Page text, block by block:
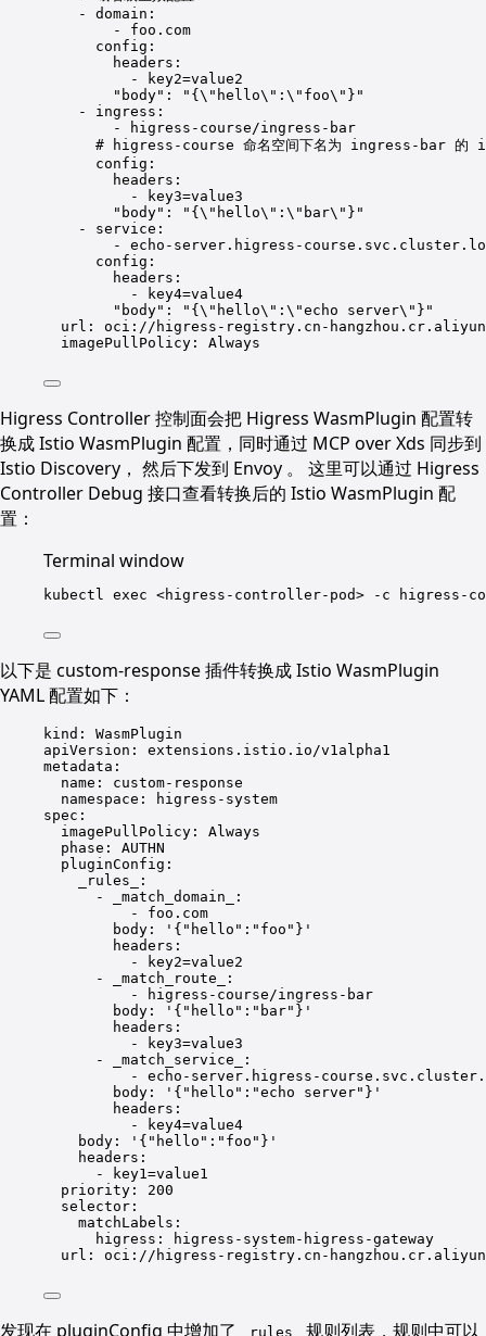
- domain :
- foo.com
config :
headers :
-
key2=value2
" body" : " { \" hello\" : \" foo\" } "
- ingress :
-
higress-course/ingress-bar
# higress-course 命名空间下名为 ingress-bar 的
config :
headers :
-
key3=value3
" body" : " { \" hello\" : \" bar\" } "
- service :
- echo-server.higress-
config :
headers :
-
key4=value4
" body" : " { \" hello\" : \"echo server\" } "
url : oci://higress-registry.cn-
imagePullPolicy : Always
Higress Controller 控制面会把 Higress WasmPlugin 配置转
换成 Istio WasmPlugin 配置，同时通过 MCP over Xds 同步到
Istio Discovery， 然后下发到 Envoy 。 这里可以通过 Higress
Controller Debug 接口查看转换后的 Istio WasmPlugin 配
置：
Terminal window
kubectl exec <higress-controller-pod> -c higress-
以下是 custom-response 插件转换成 Istio WasmPlugin
YAML 配置如下：
kind : WasmPlugin
apiVersion : extensions.istio.io/v1alpha1
metadata :
name : custom-response
namespace :
higress-system
spec :
imagePullPolicy : Always
phase : AUTHN
pluginConfig :
_rules_
:
-
_match_domain_
:
- foo.com
body : ' {"hello":"foo"} '
headers :
-
key2=value2
-
_match_route_
:
-
higress-course/ingress-bar
body : ' {"hello":"bar"} '
headers :
-
key3=value3
-
_match_service_
:
- echo-server.higress-
body : ' {"hello":"echo server"} '
headers :
-
key4=value4
body : ' {"hello":"foo"} '
headers :
-
key1=value1
priority : 200
selector :
matchLabels :
higress :
higress-system-higress-gateway
url : oci://higress-registry.cn-
发现在 pluginConfig 中增加了 _rules_ 规则列表，规则中可以